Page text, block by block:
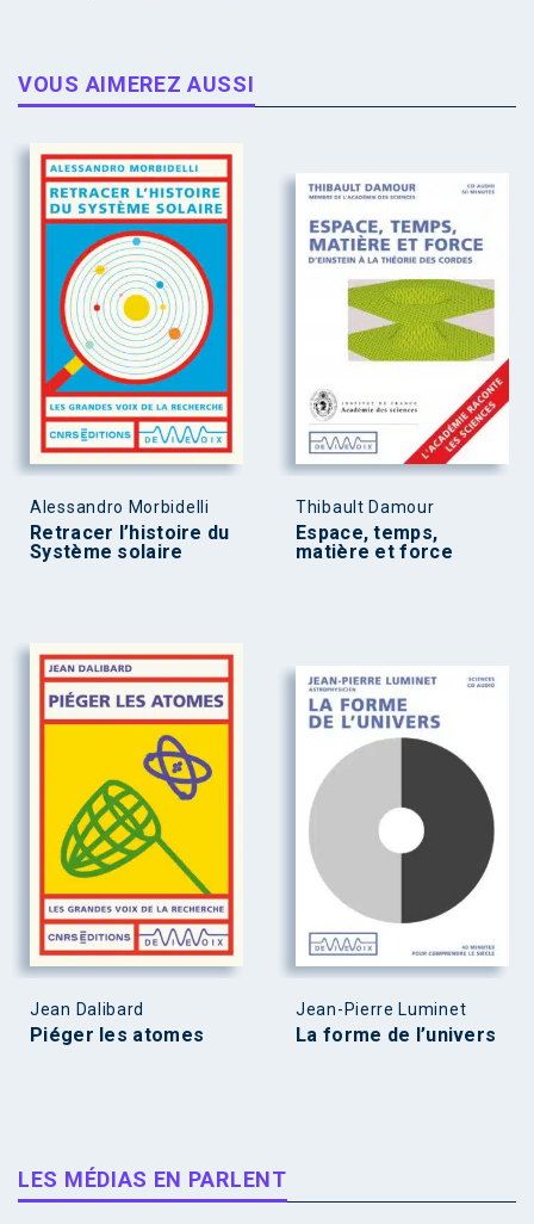
VOUS AIMEREZ AUSSI
Alessandro Morbidelli
Retracer l’histoire du
Système solaire
Thibault Damour
Espace, temps,
matière et force
Jean Dalibard
Piéger les atomes
Jean-Pierre Luminet
La forme de l’univers
LES MÉDIAS EN PARLENT